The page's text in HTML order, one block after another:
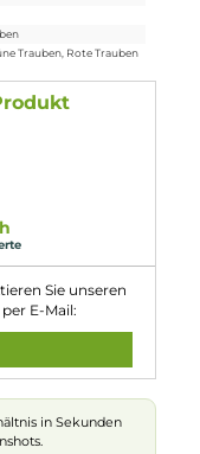
Trauben
Produkt